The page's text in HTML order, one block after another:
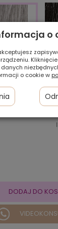
DODAJ DO
o
o cookie w